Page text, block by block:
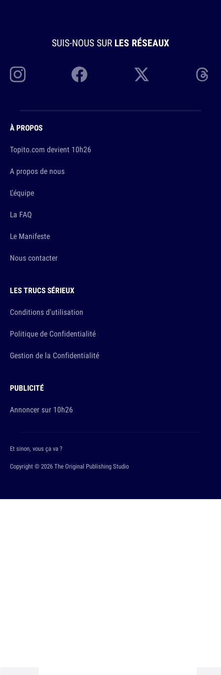
SUIS-NOUS SUR LES RÉSEAUX
À PROPOS
Topito.com devient 10h26
A propos de nous
L'équipe
La FAQ
Le Manifeste
Nous contacter
LES TRUCS SÉRIEUX
Conditions d'utilisation
Politique de Confidentialité
Gestion de la Confidentialité
PUBLICITÉ
Annoncer sur 10h26
Copyright © 2026 The Original Publishing Studio
Et sinon, vous ça va ?